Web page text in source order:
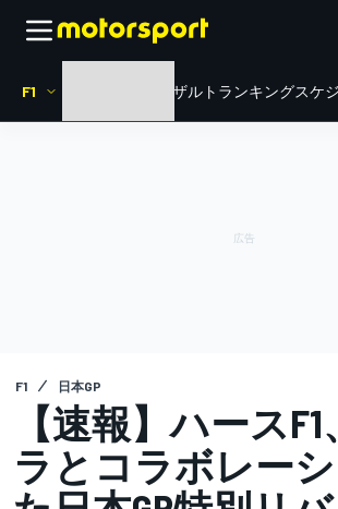
F1 リザルト ランキングスケ
F1 日本GP
【速報】ハース
ラとコラボレー